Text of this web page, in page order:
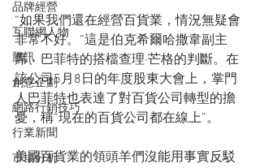
品牌經營
互聯網人物
騰訊
創意企劃
網路行銷技巧
行業新聞
市場分析
“如果我們還在經營百貨業，情況無疑會
非常不好。”這是伯克希爾哈撒韋副主
席、巴菲特的搭檔查理·芒格的判斷。在
該公司5月8日的年度股東大會上，掌門
人巴菲特也表達了對百貨公司轉型的擔
憂，稱“現在的百貨公司都在線上”。
美國百貨業的領頭羊們沒能用事實反駁